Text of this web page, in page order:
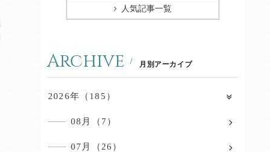
人気記事一覧
Archive 月別アーカイブ
2026年（185）
08月（7）
07月（26）